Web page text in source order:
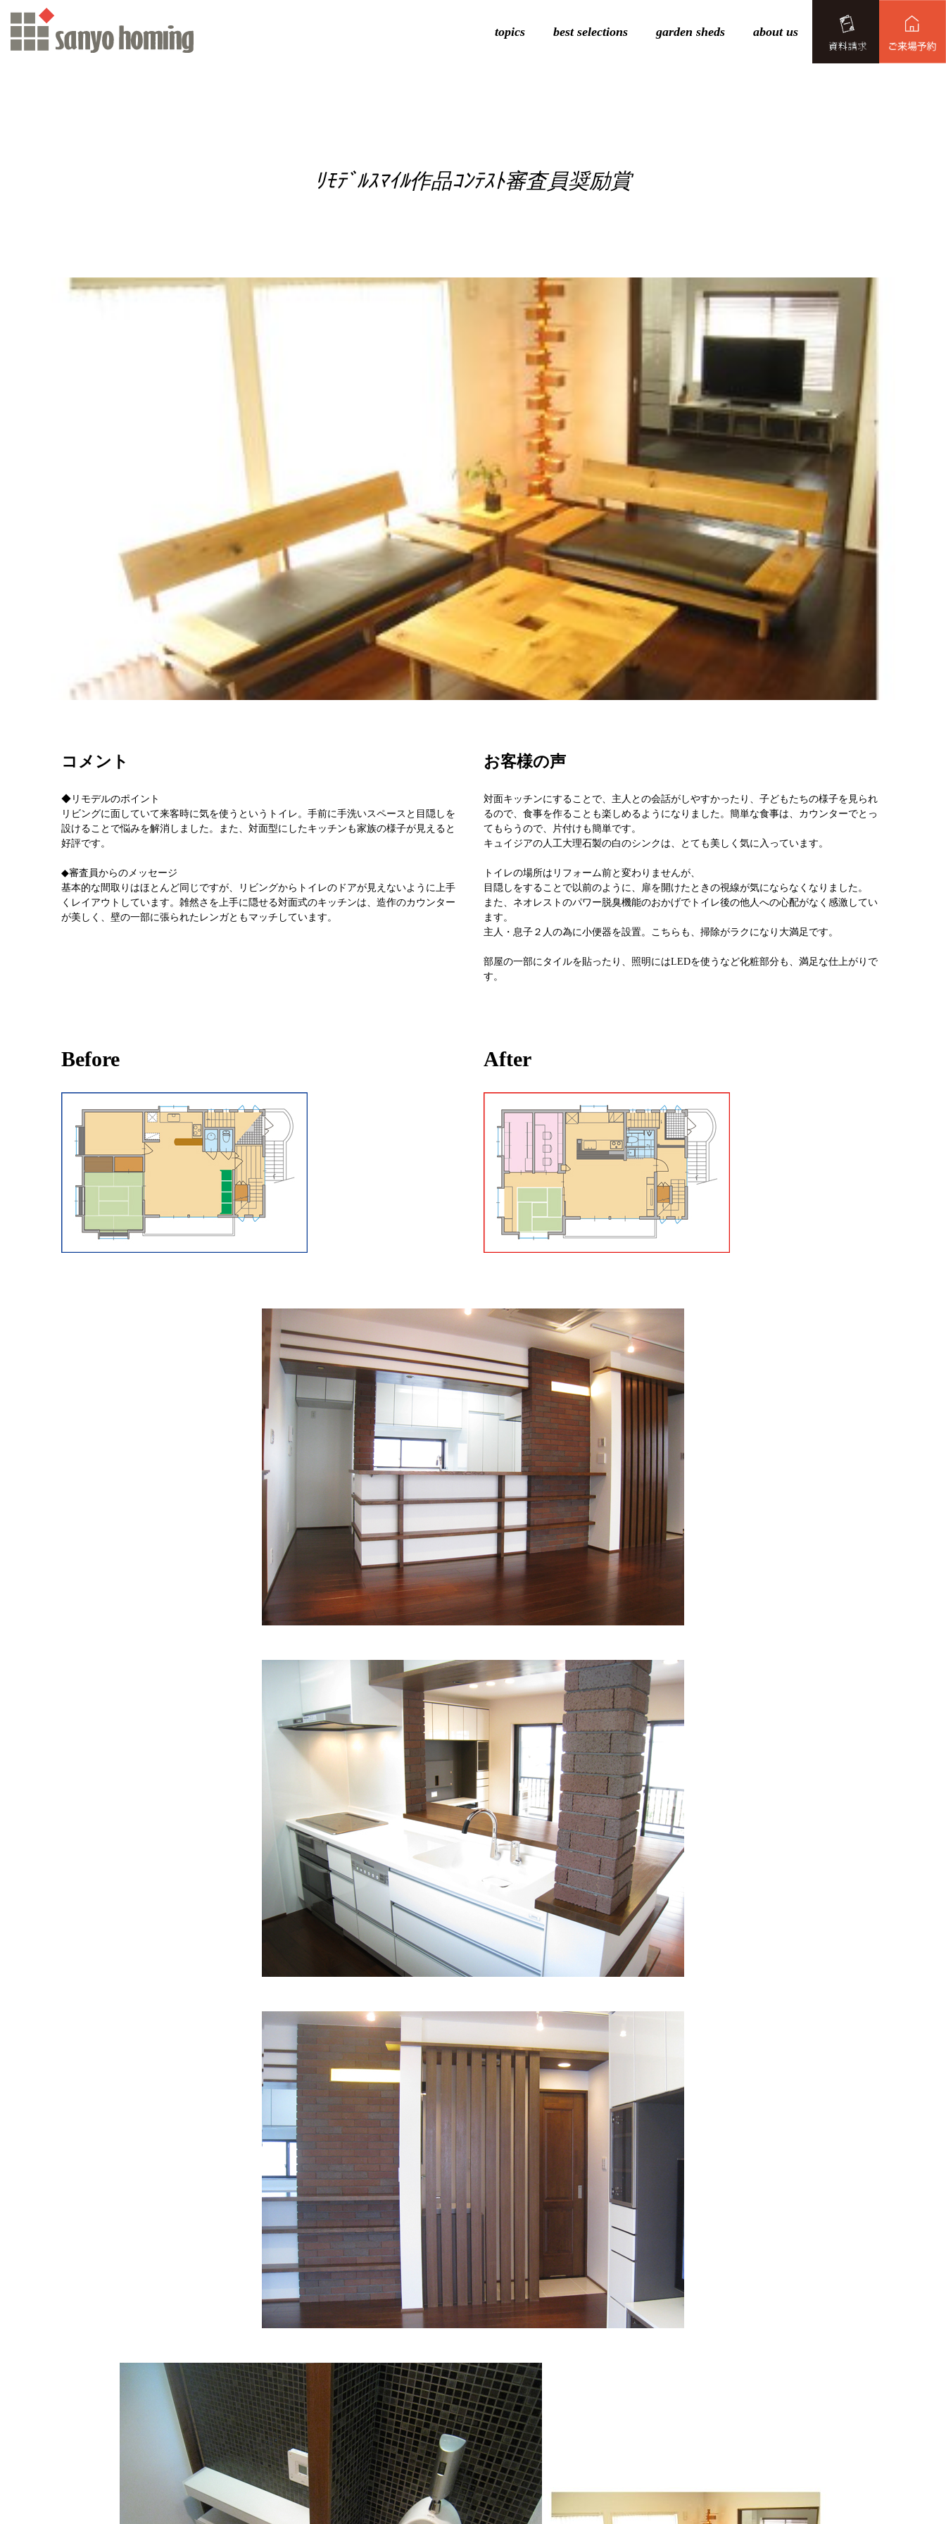
topics best selections garden sheds about us
ﾘﾓﾃﾞﾙｽﾏｲﾙ作品ｺﾝﾃｽﾄ審査員奨励賞
コメント
◆リモデルのポイント
リビングに面していて来客時に気を使うというトイレ。手前に手洗いスペースと目隠しを
設けることで悩みを解消しました。また、対面型にしたキッチンも家族の様子が見えると
好評です。
◆審査員からのメッセージ
基本的な間取りはほとんど同じですが、リビングからトイレのドアが見えないように上手
くレイアウトしています。雑然さを上手に隠せる対面式のキッチンは、造作のカウンター
が美しく、壁の一部に張られたレンガともマッチしています。
お客様の声
対面キッチンにすることで、主人との会話がしやすかったり、子どもたちの様子を見られ
るので、食事を作ることも楽しめるようになりました。簡単な食事は、カウンターでとっ
てもらうので、片付けも簡単です。
キュイジアの人工大理石製の白のシンクは、とても美しく気に入っています。
トイレの場所はリフォーム前と変わりませんが、
目隠しをすることで以前のように、扉を開けたときの視線が気にならなくなりました。
また、ネオレストのパワー脱臭機能のおかげでトイレ後の他人への心配がなく感激してい
ます。
主人・息子２人の為に小便器を設置。こちらも、掃除がラクになり大満足です。
部屋の一部にタイルを貼ったり、照明にはLEDを使うなど化粧部分も、満足な仕上がりで
す。
Before After